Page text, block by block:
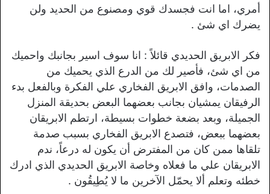
أمري، اما انت فجسدك قوي ومصنوع من الحديد ولن
يضرك اي شئ .
فكر الابريق الحديدي قائلاً : انا سوف اسير بجانبك واحميك
من اي شئ، فأصير لك من الدرع الذي يحميك من
الصدمات، وافق الابريق الفخاري علي الفكرة وبالفعل بدء
الرفيقان يمشيان بجانب بعضهما البعض بحديقة المنزل
الجميلة، وبعد بضعة خطوات بسيطة، ارتطم الابريقان
بعضهما ببعض، فتصدع الابريق الفخاري بسبب صدمة
تلقاها ممن كان من المفترض أن يكون له درعاً، ندم
الابريقان علي ما فعلاه وخاصة الابريق الحديدي الذي ادرك
خطئه وتعلم ألا يحمّل الآخرين ما لا يُطِيقُون .